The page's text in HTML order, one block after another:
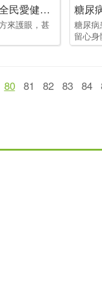
喝龍眼枸杞茶可改善近視嗎？｜全民愛健康 用眼篇13
來護眼，甚
糖尿
留心
80 81 82 83 84